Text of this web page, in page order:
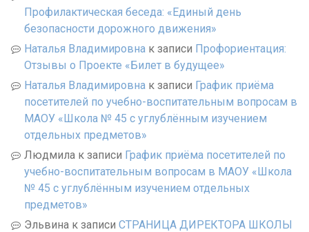
Профилактическая беседа: «Единый день
безопасности дорожного движения»
Наталья Владимировна к записи Профориентация:
Отзывы о Проекте «Билет в будущее»
Наталья Владимировна к записи График приёма
посетителей по учебно-воспитательным вопросам в
МАОУ «Школа № 45 с углублённым изучением
отдельных предметов»
Людмила к записи График приёма посетителей по
учебно-воспитательным вопросам в МАОУ «Школа
№ 45 с углублённым изучением отдельных
предметов»
Эльвина к записи СТРАНИЦА ДИРЕКТОРА ШКОЛЫ